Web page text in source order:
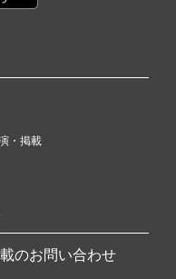
・掲載
のお問い合わせ